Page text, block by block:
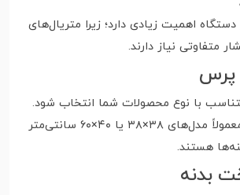
اهمیت زیادی دارد؛ زیرا متریال‌های
متفاوتی نیاز دارند.
پرس
با نوع محصولات شما انتخاب شود.
برای چاپ تیشرت معمولاً مدل‌های ۳۸×۳۸ یا ۴۰×۶۰ سانتی‌متر
هستند.
بدنه